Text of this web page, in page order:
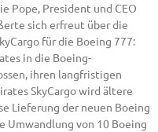
Pope, President und CEO
sich erfreut über die
für die Boeing 777:
in die Boeing-
ihren langfristigen
SkyCargo wird ältere
Lieferung der neuen Boeing
Umwandlung von 10 Boeing